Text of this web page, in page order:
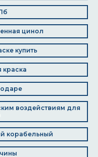
цинол
купить
краска
воздействиям для
корабельный